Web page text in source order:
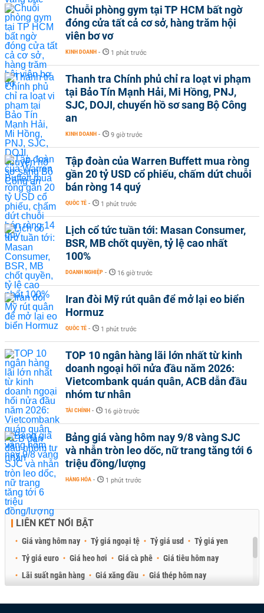
Chuỗi phòng gym tại TP HCM bất ngờ
đóng cửa tất cả cơ sở, hàng trăm hội
viên bơ vơ
KINH DOANH - 1 phút trước
Thanh tra Chính phủ chỉ ra loạt vi phạm
tại Bảo Tín Mạnh Hải, Mi Hồng, PNJ,
SJC, DOJI, chuyển hồ sơ sang Bộ Công
an
KINH DOANH - 9 giờ trước
Tập đoàn của Warren Buffett mua ròng
gần 20 tỷ USD cổ phiếu, chấm dứt chuỗi
bán ròng 14 quý
QUỐC TẾ - 1 phút trước
Lịch cổ tức tuần tới: Masan Consumer,
BSR, MB chốt quyền, tỷ lệ cao nhất
100%
DOANH NGHIỆP - 16 giờ trước
Iran đòi Mỹ rút quân để mở lại eo biển
Hormuz
QUỐC TẾ - 1 phút trước
TOP 10 ngân hàng lãi lớn nhất từ kinh
doanh ngoại hối nửa đầu năm 2026:
Vietcombank quán quân, ACB dẫn đầu
nhóm tư nhân
TÀI CHÍNH - 16 giờ trước
Bảng giá vàng hôm nay 9/8 vàng SJC
và nhẫn tròn leo dốc, nữ trang tăng tới 6
triệu đồng/lượng
HÀNG HÓA - 1 phút trước
LIÊN KẾT NỔI BẬT
Giá vàng hôm nay Tỷ giá ngoại tệ Tỷ giá usd
Tỷ giá yen
Tỷ giá euro
Giá heo hơi Giá cà phê
Giá tiêu hôm nay
Lãi suất ngân hàng
Giá xăng dầu
Giá thép hôm nay